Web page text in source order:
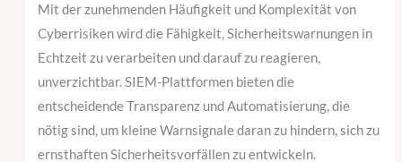
Mit der zunehmenden Häufigkeit und Komplexität von
Cyberrisiken wird die Fähigkeit, Sicherheitswarnungen in
Echtzeit zu verarbeiten und darauf zu reagieren,
unverzichtbar. SIEM-Plattformen bieten die
entscheidende Transparenz und Automatisierung, die
nötig sind, um kleine Warnsignale daran zu hindern, sich zu
ernsthaften Sicherheitsvorfällen zu entwickeln.